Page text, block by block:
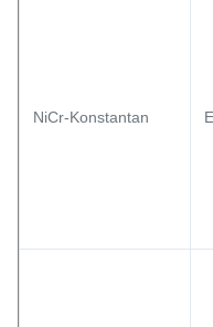
NiCr-Konstantan